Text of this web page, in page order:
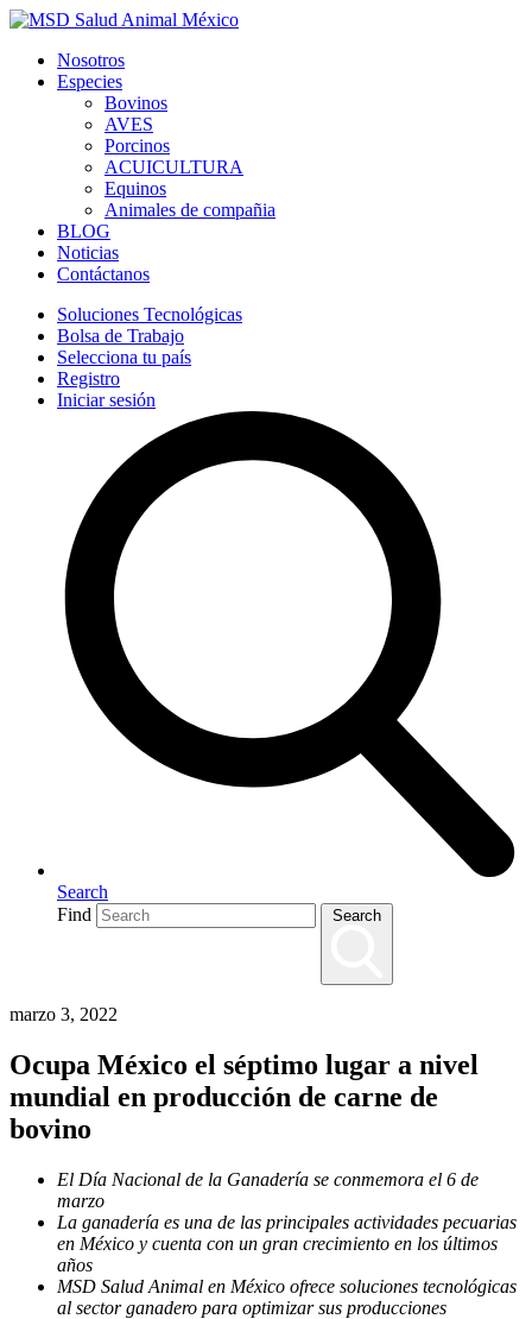
Nosotros
Especies
Bovinos
AVES
Porcinos
ACUICULTURA
Equinos
Animales de compañia
BLOG
Noticias
Contáctanos
Soluciones Tecnológicas
Bolsa de Trabajo
Selecciona tu país
Registro
Iniciar sesión
Search
Find
Search
marzo 3, 2022
Ocupa México el séptimo lugar a nivel
mundial en producción de carne de
bovino
El Día Nacional de la Ganadería se conmemora el 6 de
marzo
La ganadería es una de las principales actividades pecuarias
en México y cuenta con un gran crecimiento en los últimos
años
MSD Salud Animal en México ofrece soluciones tecnológicas
al sector ganadero para optimizar sus producciones